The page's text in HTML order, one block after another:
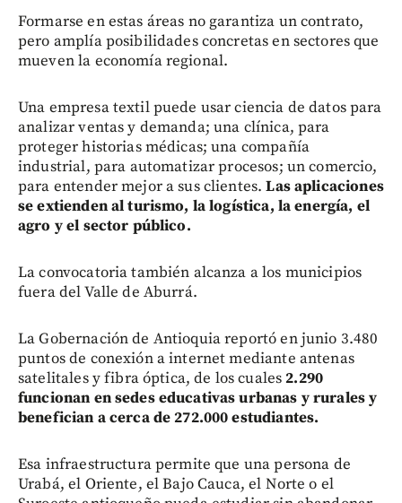
Formarse en estas áreas no garantiza un contrato,
pero amplía posibilidades concretas en sectores que
mueven la economía regional.
Una empresa textil puede usar ciencia de datos para
analizar ventas y demanda; una clínica, para
proteger historias médicas; una compañía
industrial, para automatizar procesos; un comercio,
para entender mejor a sus clientes.Las aplicaciones
se extienden al turismo, la logística, la energía, el
agro y el sector público.
La convocatoria también alcanza a los municipios
fuera del Valle de Aburrá.
La Gobernación de Antioquia reportó en junio 3.480
puntos de conexión a internet mediante antenas
satelitales y fibra óptica, de los cuales2.290
funcionan en sedes educativas urbanas y rurales y
benefician a cerca de 272.000 estudiantes.
Esa infraestructura permite que una persona de
Urabá, el Oriente, el Bajo Cauca, el Norte o el